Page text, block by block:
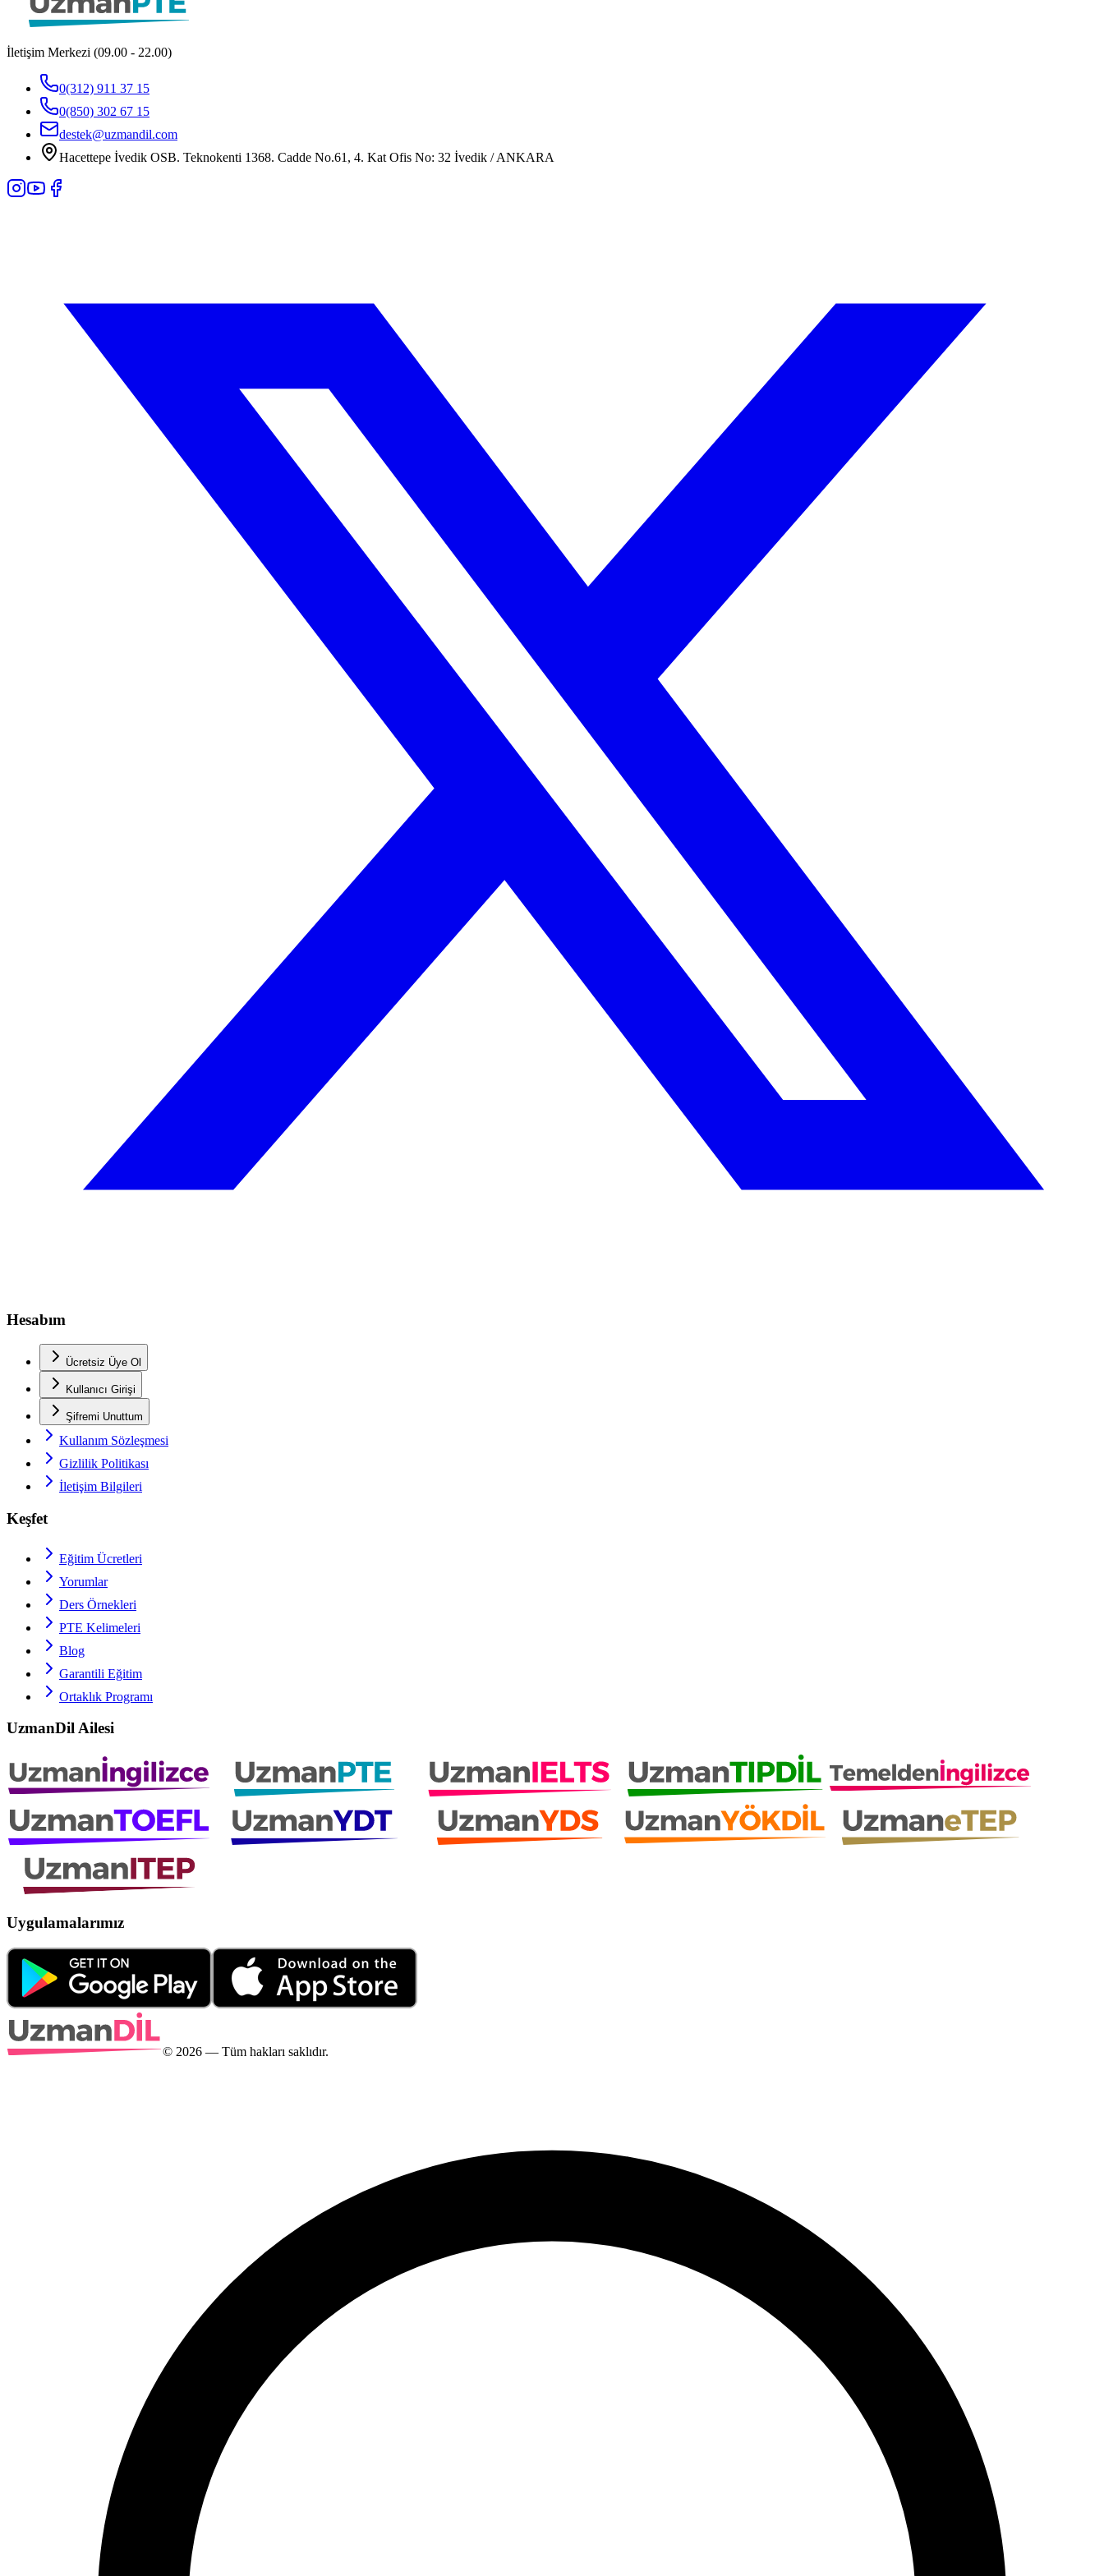
İletişim Merkezi (09.00 - 22.00)
0(312) 911 37 15
0(850) 302 67 15
destek@uzmandil.com
Hacettepe İvedik OSB. Teknokenti 1368. Cadde No.61, 4. Kat Ofis No: 32 İvedik / ANKARA
Hesabım
Ücretsiz Üye Ol
Kullanıcı Girişi
Şifremi Unuttum
Kullanım Sözleşmesi
Gizlilik Politikası
İletişim Bilgileri
Keşfet
Eğitim Ücretleri
Yorumlar
Ders Örnekleri
PTE Kelimeleri
Blog
Garantili Eğitim
Ortaklık Programı
UzmanDil Ailesi
Uygulamalarımız
© 2026 — Tüm hakları saklıdır.